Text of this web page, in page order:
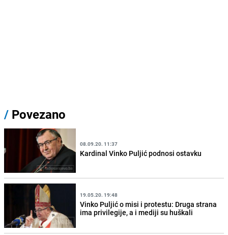
/ Povezano
08.09.20. 11:37
Kardinal Vinko Puljić podnosi ostavku
19.05.20. 19:48
Vinko Puljić o misi i protestu: Druga strana
ima privilegije, a i mediji su huškali